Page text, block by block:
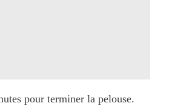
pour terminer la pelouse.